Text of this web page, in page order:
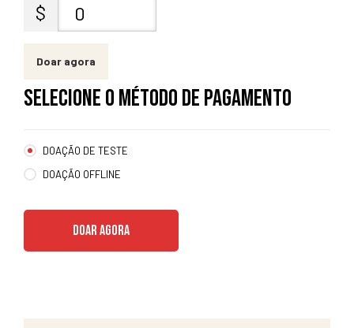
$ 0
Doar agora
SELECIONE O MÉTODO DE PAGAMENTO
DOAÇÃO DE TESTE
DOAÇÃO OFFLINE